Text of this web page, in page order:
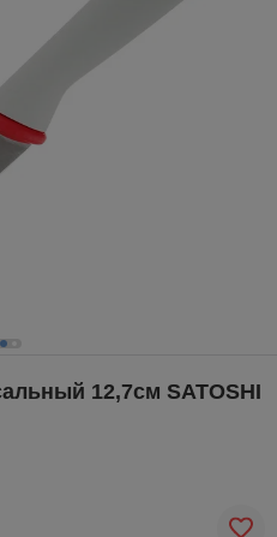
12,7см SATOSHI